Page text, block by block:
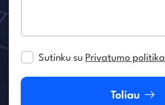
Sutinku su Privatumo politika
Toliau